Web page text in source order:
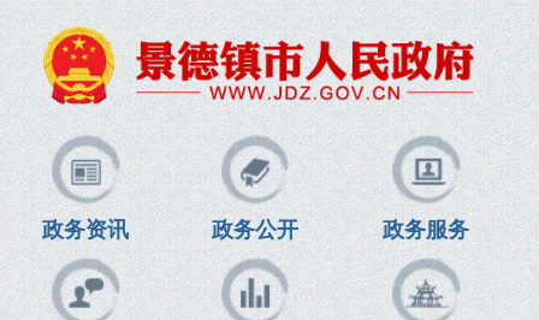
政务资讯 政务公开 政务服务